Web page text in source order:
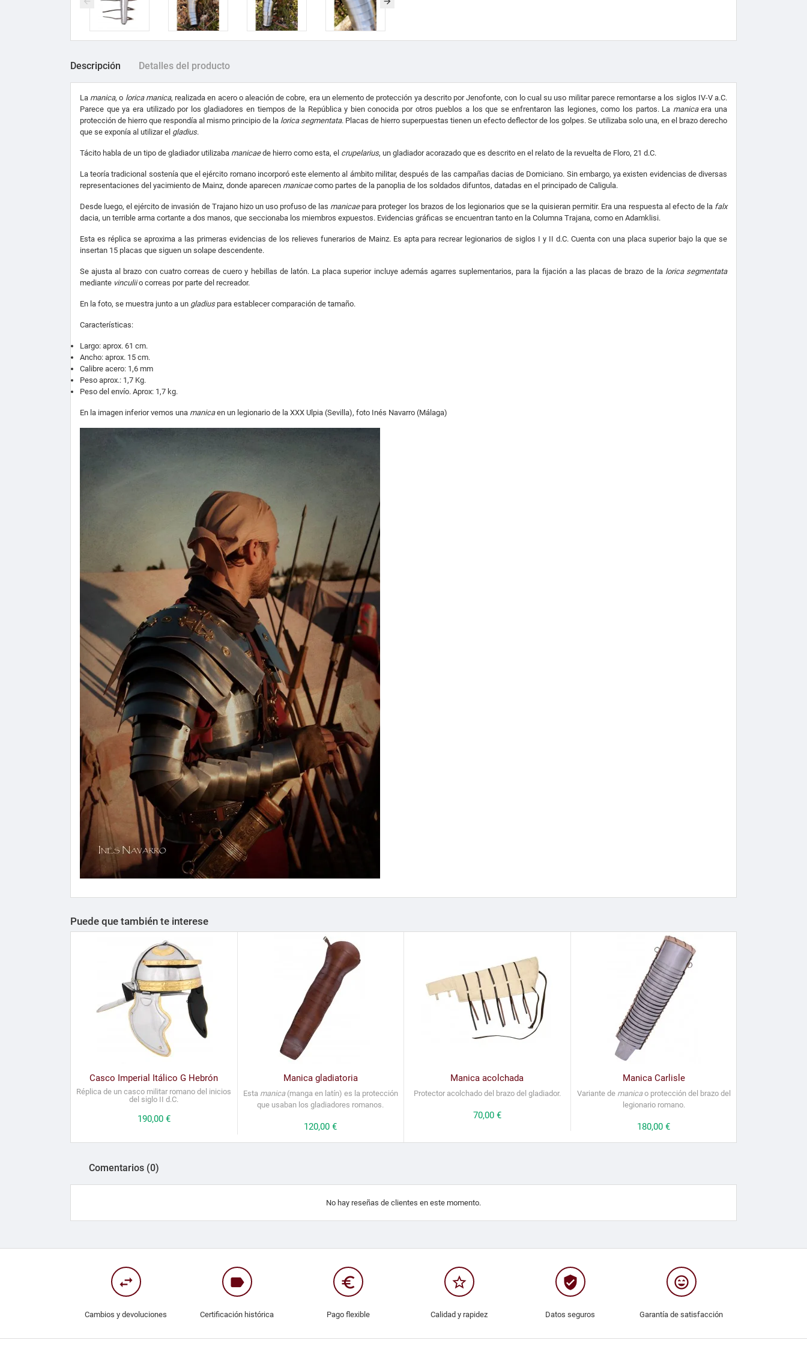
Descripción Detalles del producto
La manica, o lorica manica, realizada en acero o aleación de cobre, era un elemento de protección ya descrito por Jenofonte, con lo cual su uso militar parece remontarse a los siglos IV-V a.C.
Parece que ya era utilizado por los gladiadores en tiempos de la República y bien conocida por otros pueblos a los que se enfrentaron las legiones, como los partos. La manicaera una
protección de hierro que respondía al mismo principio de la lorica segmentata. Placas de hierro superpuestas tienen un efecto deflector de los golpes. Se utilizaba solo una, en el brazo derecho
que se exponía al utilizar el gladius.
Tácito habla de un tipo de gladiador utilizaba manicaede hierro como esta, el crupelarius, un gladiador acorazado que es descrito en el relato de la revuelta de Floro, 21 d.C.
La teoría tradicional sostenía que el ejército romano incorporó este elemento al ámbito militar, después de las campañas dacias de Domiciano. Sin embargo, ya existen evidencias de diversas
representaciones del yacimiento de Mainz, donde aparecen manicaecomo partes de la panoplia de los soldados difuntos, datadas en el principado de Caligula.
Desde luego, el ejército de invasión de Trajano hizo un uso profuso de las manicaepara proteger los brazos de los legionarios que se la quisieran permitir. Era una respuesta al efecto de la falx
dacia, un terrible arma cortante a dos manos, que seccionaba los miembros expuestos. Evidencias gráficas se encuentran tanto en la Columna Trajana, como en Adamklisi.
Esta es réplica se aproxima a las primeras evidencias de los relieves funerarios de Mainz. Es apta para recrear legionarios de siglos I y II d.C. Cuenta con una placa superior bajo la que se
insertan 15 placas que siguen un solape descendente.
Se ajusta al brazo con cuatro correas de cuero y hebillas de latón. La placa superior incluye además agarres suplementarios, para la fijación a las placas de brazo de lalorica segmentata
mediante vinculiio correas por parte del recreador.
En la foto, se muestra junto a un gladiuspara establecer comparación de tamaño.
Características:
Largo: aprox. 61 cm.
Ancho: aprox. 15 cm.
Calibre acero: 1,6 mm
Peso aprox.: 1,7 Kg.
Peso del envío. Aprox: 1,7 kg.
En la imagen inferior vemos una manicaen un legionario de la XXX Ulpia (Sevilla), foto Inés Navarro (Málaga)
Puede que también te interese
Casco Imperial Itálico G Hebrón
Réplica de un casco militar romano del inicios
del siglo II d.C.
Precio
190,00 €
Manica gladiatoria
Esta manica(manga en latín) es la protección
que usaban los gladiadores romanos.
Precio
120,00 €
Manica acolchada
Protector acolchado del brazo del gladiador.
Precio
70,00 €
Manica Carlisle
Variante de manicao protección del brazo del
legionario romano.
Precio
180,00 €
Comentarios (0)
No hay reseñas de clientes en este momento.
swap_horiz
Cambios y devoluciones
label
Certificación histórica
euro_symbol
Pago flexible
star_border
Calidad y rapidez
verified_user
Datos seguros
sentiment_very_satisfied
Garantía de satisfacción